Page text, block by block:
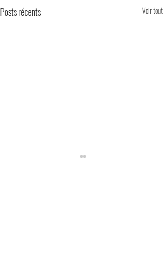
Posts récents Voir tout